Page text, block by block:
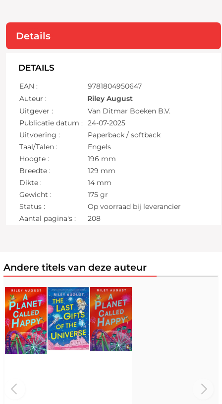
Details
DETAILS
EAN :
9781804950647
Auteur :
Riley August
Uitgever :
Van Ditmar Boeken B.V.
Publicatie datum :
24-07-2025
Uitvoering :
Paperback / softback
Taal/Talen :
Engels
Hoogte :
196 mm
Breedte :
129 mm
Dikte :
14 mm
Gewicht :
175 gr
Status :
Op voorraad bij leverancier
Aantal pagina's :
208
Andere titels van deze auteur